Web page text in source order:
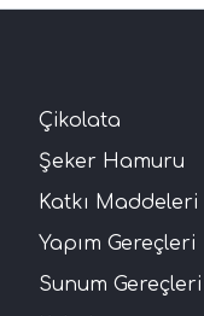
Çikolata
Şeker Hamuru
Katkı Maddeleri
Yapım Gereçleri
Sunum Gereçleri